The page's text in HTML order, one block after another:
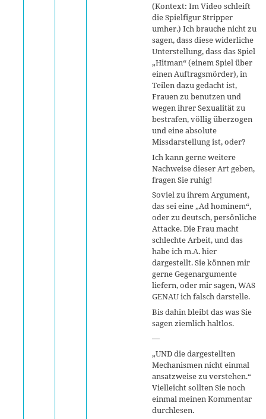
(Kontext: Im Video schleift
die Spielfigur Stripper
umher.) Ich brauche nicht zu
sagen, dass diese widerliche
Unterstellung, dass das Spiel
„Hitman“ (einem Spiel über
einen Auftragsmörder), in
Teilen dazu gedacht ist,
Frauen zu benutzen und
wegen ihrer Sexualität zu
bestrafen, völlig überzogen
und eine absolute
Missdarstellung ist, oder?
Ich kann gerne weitere
Nachweise dieser Art geben,
fragen Sie ruhig!
Soviel zu ihrem Argument,
das sei eine „Ad hominem“,
oder zu deutsch, persönliche
Attacke. Die Frau macht
schlechte Arbeit, und das
habe ich m.A. hier
dargestellt. Sie können mir
gerne Gegenargumente
liefern, oder mir sagen, WAS
GENAU ich falsch darstelle.
Bis dahin bleibt das was Sie
sagen ziemlich haltlos.
—
„UND die dargestellten
Mechanismen nicht einmal
ansatzweise zu verstehen.“
Vielleicht sollten Sie noch
einmal meinen Kommentar
durchlesen.